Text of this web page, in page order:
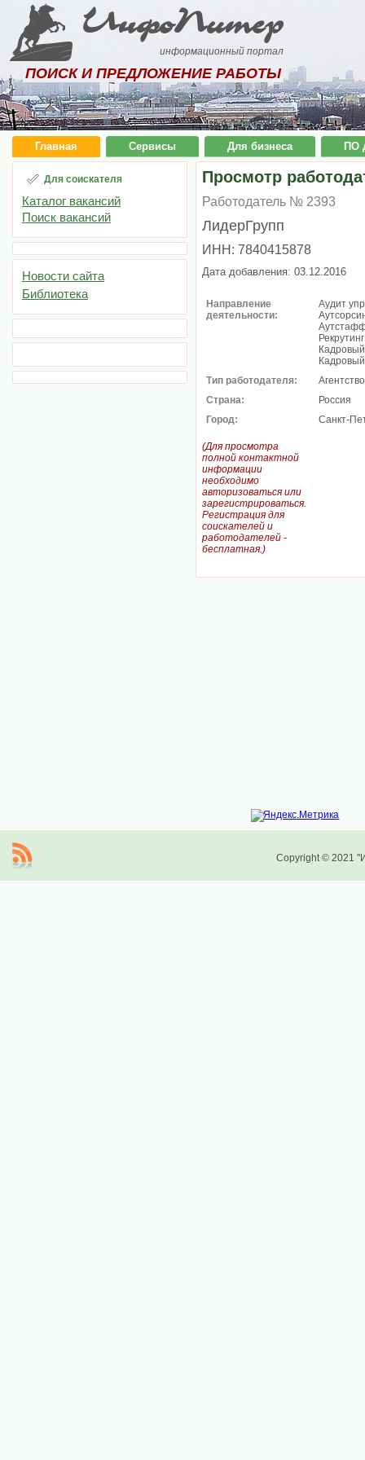
ИнфоПитер
информационный портал
ПОИСК И ПРЕДЛОЖЕНИЕ РАБОТЫ
Главная Сервисы Для бизнеса ПО
Для соискателя
Каталог вакансий
Поиск вакансий
Новости сайта
Библиотека
Просмотр
Работодатель № 2393
ЛидерГрупп
ИНН: 7840415878
Дата добавления: 03.12.2016
Направление
деятельности:
Аудит
Тип работодателя:
Агентство
Страна:
Россия
Город:
Санкт-
(Для просмотра
полной контактной
информации
необходимо
авторизоваться или
зарегистрироваться.
Регистрация для
соискателей и
работодателей -
бесплатная.)
Copyright © 2021